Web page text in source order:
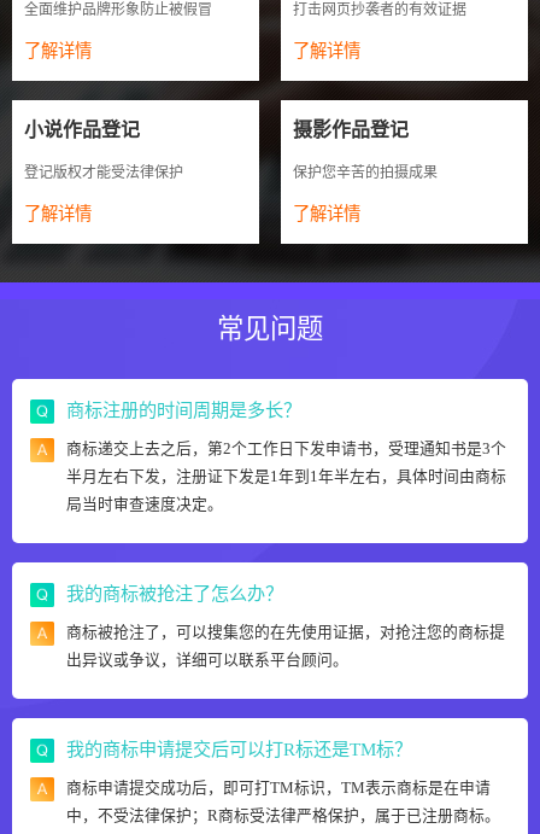
全面维护品牌形象防止被假冒
了解详情
打击网页抄袭者的有效证据
了解详情
小说作品登记
登记版权才能受法律保护
了解详情
摄影作品登记
保护您辛苦的拍摄成果
了解详情
常见问题
商标注册的时间周期是多长？
商标递交上去之后，第2个工作日下发申请书，受理通知书是3个
半月左右下发，注册证下发是1年到1年半左右，具体时间由商标
局当时审查速度决定。
我的商标被抢注了怎么办？
商标被抢注了，可以搜集您的在先使用证据，对抢注您的商标提
出异议或争议，详细可以联系平台顾问。
我的商标申请提交后可以打R标还是TM标？
商标申请提交成功后，即可打TM标识，TM表示商标是在申请
中，不受法律保护；R商标受法律严格保护，属于已注册商标。